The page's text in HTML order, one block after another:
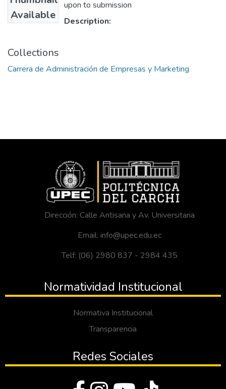
Available
upon to submission
Description:
Collections
Carrera de Administración de Empresas y Marketing
Dirección: Calle Antisana y Av. Universitaria
Email: info@upec.edu.ec
Telf: (06) 2980 837 - 2984 435
Normatividad Institucional
Normativa Institucional
Transparencia
Redes Sociales